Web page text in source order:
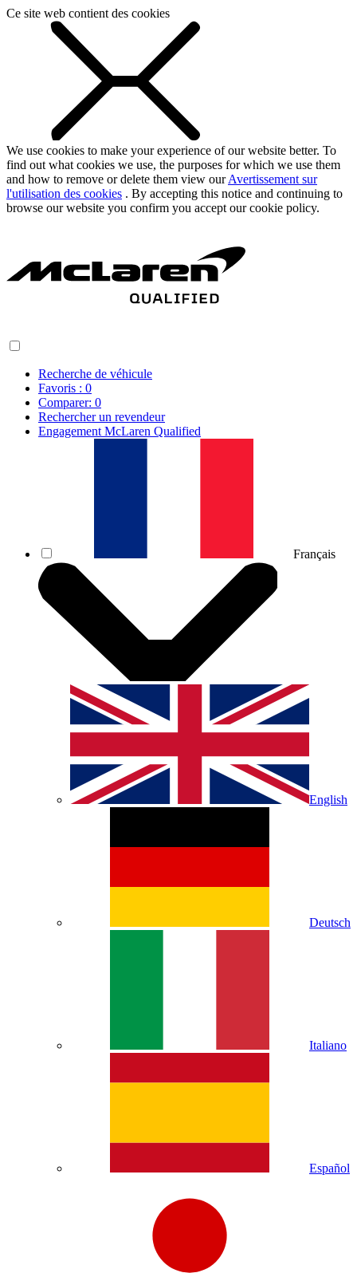
Ce site web contient des cookies
We use cookies to make your experience of our website better. To
find out what cookies we use, the purposes for which we use them
and how to remove or delete them view ourAvertissement sur
l'utilisation des cookies . By accepting this notice and continuing to
browse our website you confirm you accept our cookie policy.
Recherche de véhicule
Favoris : 0
Comparer: 0
Rechercher un revendeur
Engagement McLaren Qualified
Français
English
Deutsch
Italiano
Español